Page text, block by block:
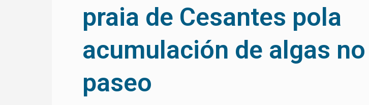
praia de Cesantes pola
acumulación de algas no
paseo